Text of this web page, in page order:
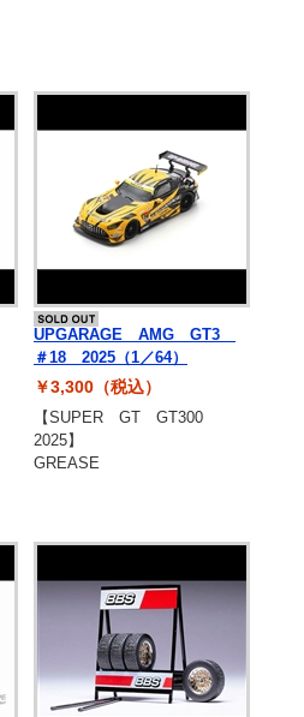
UPGARAGE AMG GT3
＃18 2025（1／64）
￥3,300（税込）
【SUPER GT GT300
2025】
GREASE